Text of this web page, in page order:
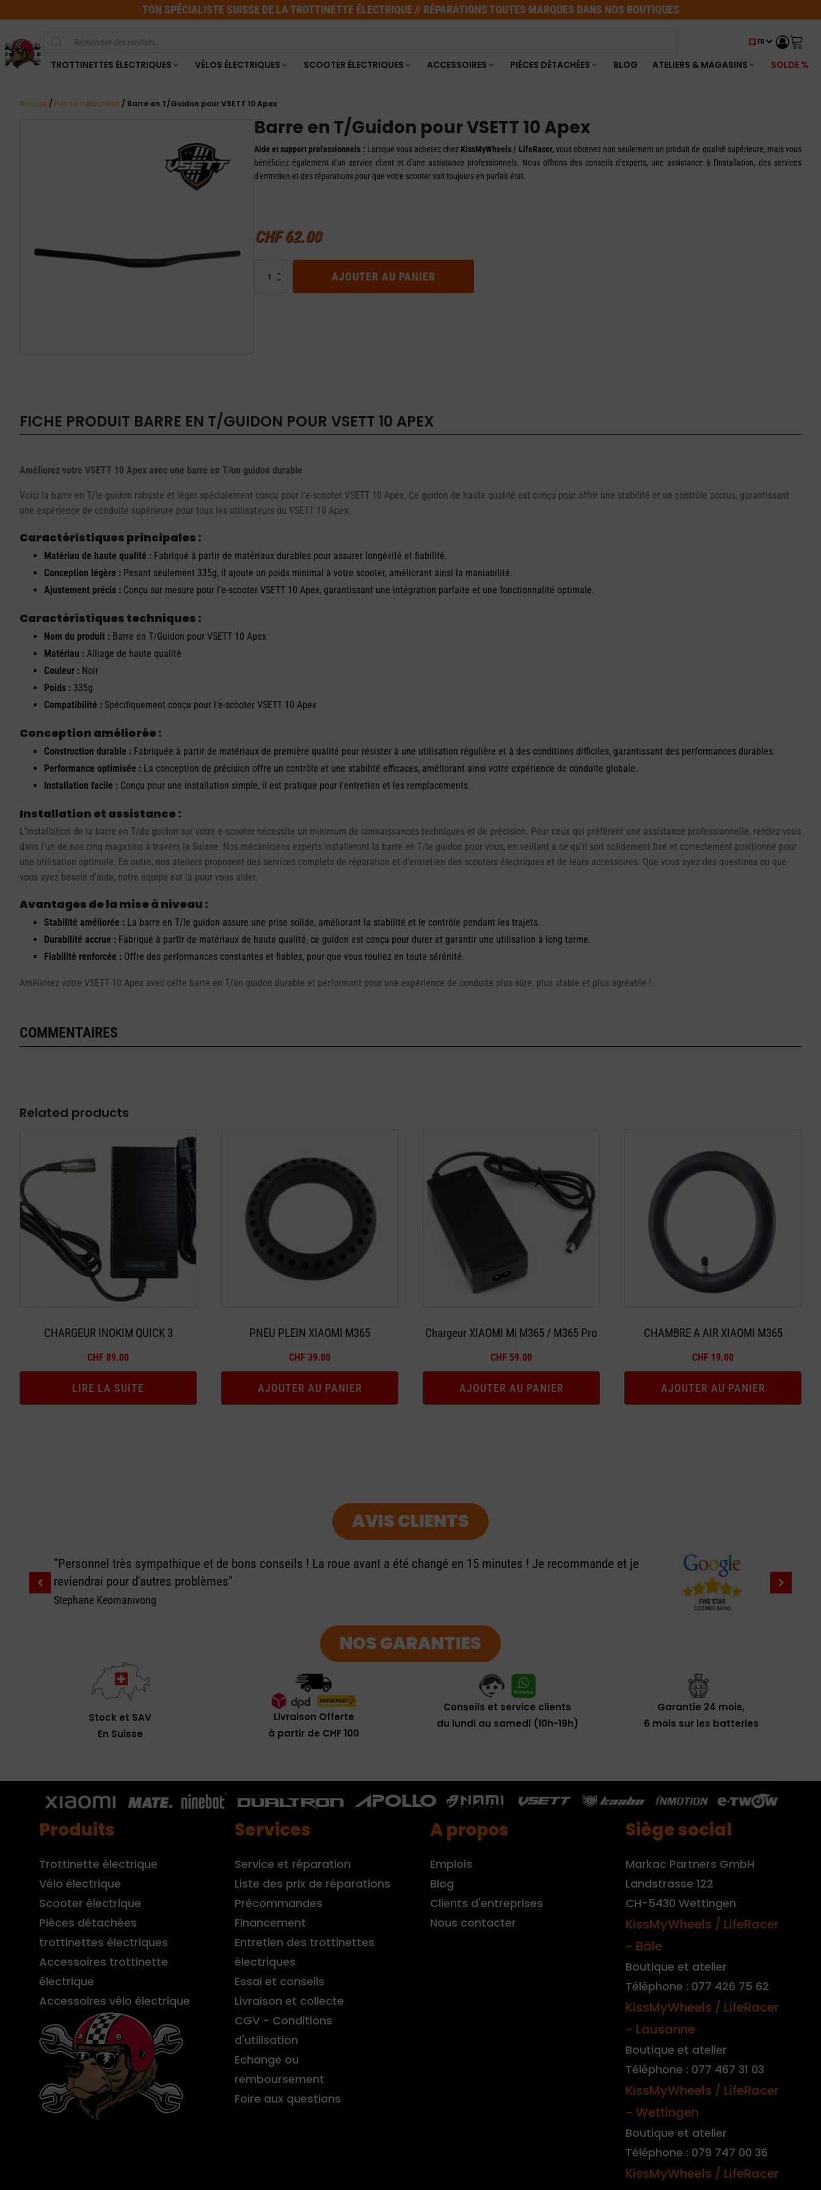
TON SPÉCIALISTE SUISSE DE LA TROTTINETTE ÉLECTRIQUE // RÉPARATIONS TOUTES MARQUES DANS NOS BOUTIQUES
Recherche
produits
FR
TROTTINETTES ÉLECTRIQUES VÉLOS ÉLECTRIQUES SCOOTER ÉLECTRIQUES ACCESSOIRES PIÈCES DÉTACHÉES BLOG ATELIERS & MAGASINS SOLDE %
Accueil / Pièces détachées / Barre en T/Guidon pour VSETT 10 Apex
Barre en T/Guidon pour VSETT 10 Apex
Aide et support professionnels : Lorsque vous achetez chez KissMyWheels / LifeRacer,vous obtenez non seulement un produit de qualité supérieure, mais vous
bénéficiez également d'un service client et d'une assistance professionnels. Nous offrons des conseils d'experts, une assistance à l'installation, des services
d'entretien et des réparations pour que votre scooter soit toujours en parfait état.
CHF62.00
AJOUTER AU PANIER
FICHE PRODUIT BARRE EN T/GUIDON POUR VSETT 10 APEX
Améliorez votre VSETT 10 Apex avec une barre en T/un guidon durable
Voici la barre en T/le guidon robuste et léger spécialement conçu pour l'e-scooter VSETT 10 Apex. Ce guidon de haute qualité est conçu pour offrir une stabilité et un contrôle accrus, garantissant
une expérience de conduite supérieure pour tous les utilisateurs du VSETT 10 Apex.
Caractéristiques principales :
Matériau de haute qualité : Fabriqué à partir de matériaux durables pour assurer longévité et fiabilité.
Conception légère : Pesant seulement 335g, il ajoute un poids minimal à votre scooter, améliorant ainsi la maniabilité.
Ajustement précis : Conçu sur mesure pour l'e-scooter VSETT 10 Apex, garantissant une intégration parfaite et une fonctionnalité optimale.
Caractéristiques techniques :
Nom du produit : Barre en T/Guidon pour VSETT 10 Apex
Matériau : Alliage de haute qualité
Couleur : Noir
Poids : 335g
Compatibilité : Spécifiquement conçu pour l'e-scooter VSETT 10 Apex
Conception améliorée :
Construction durable : Fabriquée à partir de matériaux de première qualité pour résister à une utilisation régulière et à des conditions difficiles, garantissant des performances durables.
Performance optimisée : La conception de précision offre un contrôle et une stabilité efficaces, améliorant ainsi votre expérience de conduite globale.
Installation facile : Conçu pour une installation simple, il est pratique pour l'entretien et les remplacements.
Installation et assistance :
L'installation de la barre en T/du guidon sur votre e-scooter nécessite un minimum de connaissances techniques et de précision. Pour ceux qui préfèrent une assistance professionnelle, rendez-vous
dans l'un de nos cinq magasins à travers la Suisse. Nos mécaniciens experts installeront la barre en T/le guidon pour vous, en veillant à ce qu'il soit solidement fixé et correctement positionné pour
une utilisation optimale. En outre, nos ateliers proposent des services complets de réparation et d'entretien des scooters électriques et de leurs accessoires. Que vous ayez des questions ou que
vous ayez besoin d'aide, notre équipe est là pour vous aider.
Avantages de la mise à niveau :
Stabilité améliorée : La barre en T/le guidon assure une prise solide, améliorant la stabilité et le contrôle pendant les trajets.
Durabilité accrue : Fabriqué à partir de matériaux de haute qualité, ce guidon est conçu pour durer et garantir une utilisation à long terme.
Fiabilité renforcée : Offre des performances constantes et fiables, pour que vous rouliez en toute sérénité.
Améliorez votre VSETT 10 Apex avec cette barre en T/un guidon durable et performant pour une expérience de conduite plus sûre, plus stable et plus agréable !
COMMENTAIRES
Related products
CHARGEUR INOKIM QUICK 3
CHF 89.00
LIRE LA SUITE
PNEU PLEIN XIAOMI M365
CHF 39.00
AJOUTER AU PANIER
Chargeur XIAOMI Mi M365 / M365 Pro
CHF 59.00
AJOUTER AU PANIER
CHAMBRE A AIR XIAOMI M365
CHF 19.00
AJOUTER AU PANIER
AVIS CLIENTS
"Personnel très sympathique et de bons conseils ! La roue avant a été changé en 15 minutes ! Je recommande et je
reviendrai pour d'autres problèmes"
Stephane Keomanivong
NOS GARANTIES
Stock et SAV
En Suisse
Livraison Offerte
à partir de CHF 100
Conseils et service clients
du lundi au samedi (10h-19h)
Garantie 24 mois,
6 mois sur les batteries
Produits
Trottinette électrique
Vélo électrique
Scooter électrique
Pièces détachées
trottinettes électriques
Accessoires trottinette
électrique
Accessoires vélo électrique
Services
Service et réparation
Liste des prix de réparations
Précommandes
Financement
Entretien des trottinettes
électriques
Essai et conseils
Livraison et collecte
CGV - Conditions
d'utilisation
Echange ou
remboursement
Foire aux questions
A propos
Emplois
Blog
Clients d'entreprises
Nous contacter
Siège social
Markac Partners GmbH
Landstrasse 122
CH-5430 Wettingen
KissMyWheels / LifeRacer
- Bâle
Boutique et atelier
Téléphone : 077 426 75 62
KissMyWheels / LifeRacer
- Lausanne
Boutique et atelier
Téléphone : 077 467 31 03
KissMyWheels / LifeRacer
- Wettingen
Boutique et atelier
Téléphone : 079 747 00 36
KissMyWheels / LifeRacer